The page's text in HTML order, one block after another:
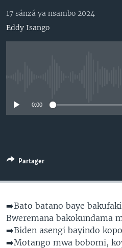
MONDE
POLITIQUE
RELIGION
SPORTS
17 sánzá ya nsambo 2024
Eddy Isango
0:00
Partager
➡️Bato batano baye
Bweremana bakokundama
➡️Biden asengi bayindo
➡️Motango mwa bobomi,